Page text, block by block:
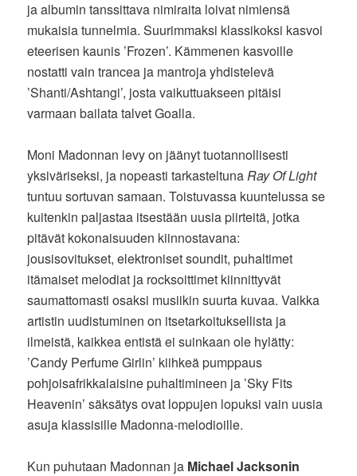
ja albumin tanssittava nimiraita loivat nimiensä
mukaisia tunnelmia. Suurimmaksi klassikoksi kasvoi
eteerisen kaunis ’Frozen’. Kämmenen kasvoille
nostatti vain trancea ja mantroja yhdistelevä
’Shanti/Ashtangi’, josta vaikuttuakseen pitäisi
varmaan bailata talvet Goalla.
Moni Madonnan levy on jäänyt tuotannollisesti
yksiväriseksi, ja nopeasti tarkasteltuna Ray Of Light
tuntuu sortuvan samaan. Toistuvassa kuuntelussa se
kuitenkin paljastaa itsestään uusia piirteitä, jotka
pitävät kokonaisuuden kiinnostavana:
jousisovitukset, elektroniset soundit, puhaltimet
itämaiset melodiat ja rocksoittimet kiinnittyvät
saumattomasti osaksi musiikin suurta kuvaa. Vaikka
artistin uudistuminen on itsetarkoituksellista ja
ilmeistä, kaikkea entistä ei suinkaan ole hylätty:
’Candy Perfume Girlin’ kiihkeä pumppaus
pohjoisafrikkalaisine puhaltimineen ja ’Sky Fits
Heavenin’ säksätys ovat loppujen lopuksi vain uusia
asuja klassisille Madonna-melodioille.
Kun puhutaan Madonnan ja Michael Jacksonin